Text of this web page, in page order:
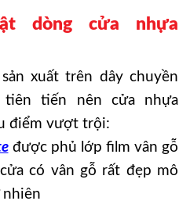
dòng cửa nhựa
xuất trên dây chuyền
tiên tiến nên cửa nhựa
điểm vượt trội:
được phủ lớp film vân gỗ
có vân gỗ rất đẹp mô
nhiên